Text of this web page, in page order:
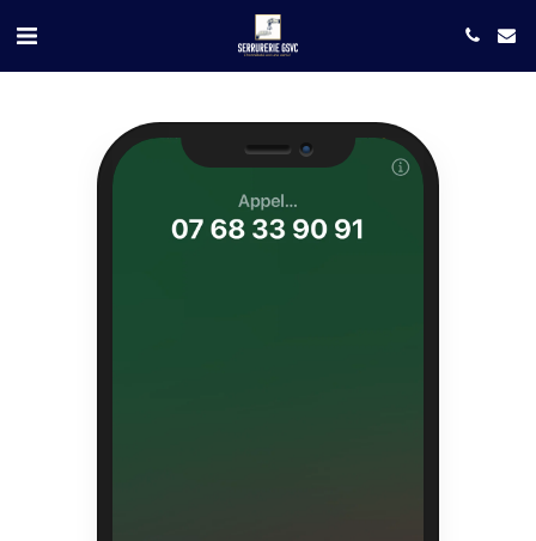
SpeakerCamera